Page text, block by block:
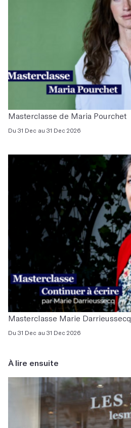
Masterclasse de Maria Pourchet
Du 31 Dec au 31 Dec 2026
Masterclasse Marie Darrieussecq
Du 31 Dec au 31 Dec 2026
À lire ensuite